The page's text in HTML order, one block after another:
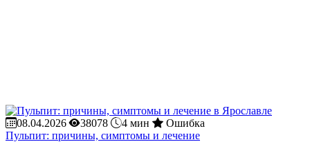
08.04.2026 38078 4 мин
Ошибка
Пульпит: причины, симптомы и лечение